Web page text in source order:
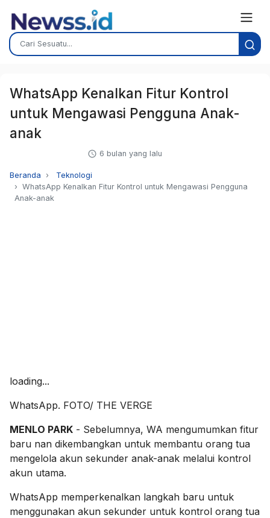
WhatsApp Kenalkan Fitur Kontrol
untuk Mengawasi Pengguna Anak-
anak
6 bulan yang lalu
Beranda
Teknologi
WhatsApp Kenalkan Fitur Kontrol untuk Mengawasi Pengguna
Anak-anak
loading...
WhatsApp. FOTO/ THE VERGE
MENLO PARK - Sebelumnya, WA mengumumkan fitur
baru nan dikembangkan untuk membantu orang tua
mengelola akun sekunder anak-anak melalui kontrol
akun utama.
WhatsApp memperkenalkan langkah baru untuk
menggunakan akun sekunder untuk kontrol orang tua